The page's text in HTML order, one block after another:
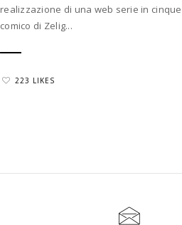
realizzazione di una web serie in
comico di Zelig...
223 LIKES